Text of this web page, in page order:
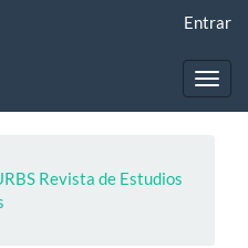
Entrar
Revista de Estudios